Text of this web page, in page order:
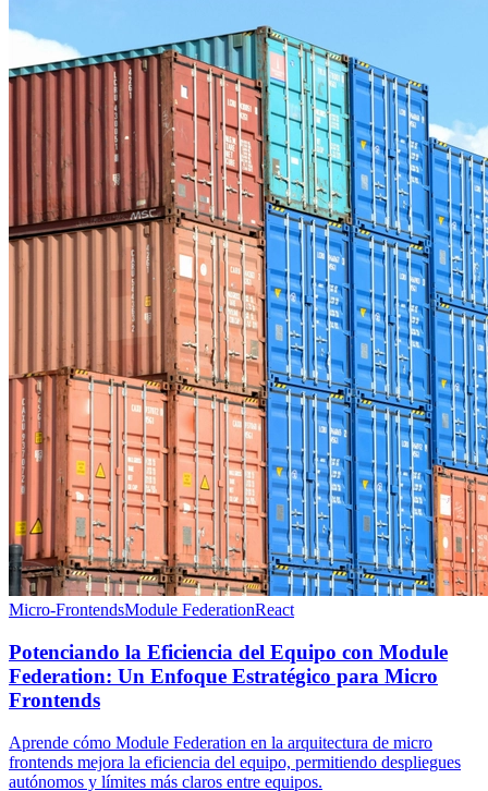
Micro-FrontendsModule FederationReact
Potenciando la Eficiencia del Equipo con Module
Federation: Un Enfoque Estratégico para Micro
Frontends
Aprende cómo Module Federation en la arquitectura de micro
frontends mejora la eficiencia del equipo, permitiendo despliegues
autónomos y límites más claros entre equipos.